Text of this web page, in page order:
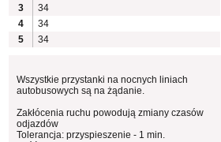
3
34
4
34
5
34
Wszystkie przystanki na nocnych liniach
autobusowych są na żądanie.
Zakłócenia ruchu powodują zmiany czasów
odjazdów
Tolerancja: przyspieszenie - 1 min.